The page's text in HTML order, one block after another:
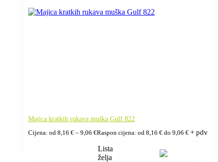
Majica kratkih rukava muška Gulf 822
Cijena: od 8,16 € – 9,06 €Raspon cijena: od 8,16 € do 9,06 € + pdv
Lista
želja